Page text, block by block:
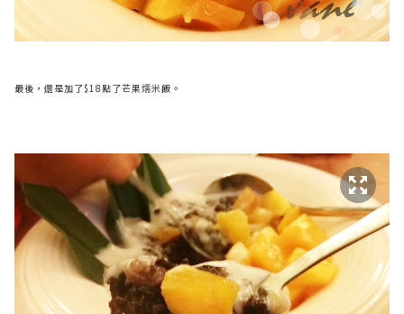
最後，還是加了$18點了芒果燸米飯。